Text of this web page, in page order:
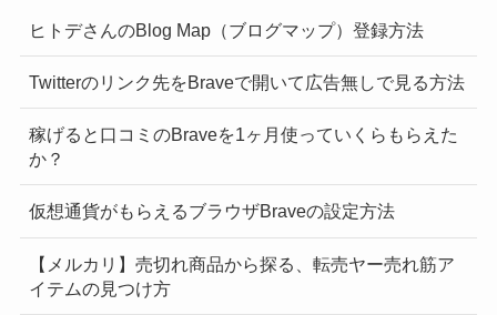
ヒトデさんのBlog Map（ブログマップ）登録方法
Twitterのリンク先をBraveで開いて広告無しで見る方法
稼げると口コミのBraveを1ヶ月使っていくらもらえた
か？
仮想通貨がもらえるブラウザBraveの設定方法
【メルカリ】売切れ商品から探る、転売ヤー売れ筋ア
イテムの見つけ方